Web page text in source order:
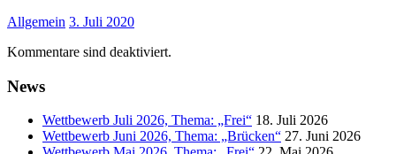
Allgemein 3. Juli 2020
Kommentare sind deaktiviert.
News
Wettbewerb Juli 2026, Thema: „Frei“ 18. Juli 2026
Wettbewerb Juni 2026, Thema: „Brücken“ 27. Juni 2026